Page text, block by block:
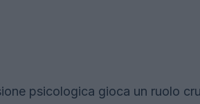
psicologica gioca un ruolo